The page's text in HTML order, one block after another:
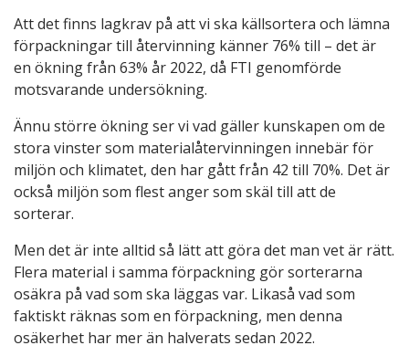
Att det finns lagkrav på att vi ska källsortera och lämna
förpackningar till återvinning känner 76% till – det är
en ökning från 63% år 2022, då FTI genomförde
motsvarande undersökning.
Ännu större ökning ser vi vad gäller kunskapen om de
stora vinster som materialåtervinningen innebär för
miljön och klimatet, den har gått från 42 till 70%. Det är
också miljön som flest anger som skäl till att de
sorterar.
Men det är inte alltid så lätt att göra det man vet är rätt.
Flera material i samma förpackning gör sorterarna
osäkra på vad som ska läggas var. Likaså vad som
faktiskt räknas som en förpackning, men denna
osäkerhet har mer än halverats sedan 2022.